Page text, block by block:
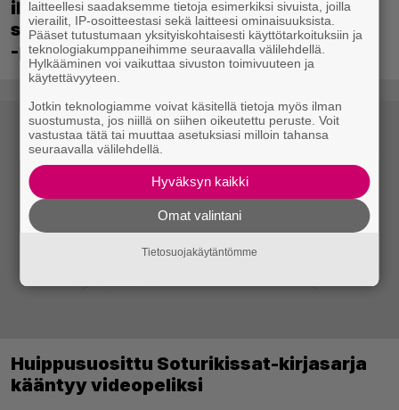
ilmaiseksi Ghost Recon: Future Soldier
sekä merkittävä Ghost Recon Wildlands
-päivitys
Huippusuosittu Soturikissat-kirjasarja
kääntyy videopeliksi
laitteellesi saadaksemme tietoja esimerkiksi sivuista, joilla
vierailit, IP-osoitteestasi sekä laitteesi ominaisuuksista.
Pääset tutustumaan yksityiskohtaisesti käyttötarkoituksiin ja
teknologiakumppaneihimme seuraavalla välilehdellä.
Hylkääminen voi vaikuttaa sivuston toimivuuteen ja
käytettävyyteen.
Jotkin teknologiamme voivat käsitellä tietoja myös ilman
suostumusta, jos niillä on siihen oikeutettu peruste. Voit
vastustaa tätä tai muuttaa asetuksiasi milloin tahansa
seuraavalla välilehdellä.
Hyväksyn kaikki
Omat valintani
Tietosuojakäytäntömme